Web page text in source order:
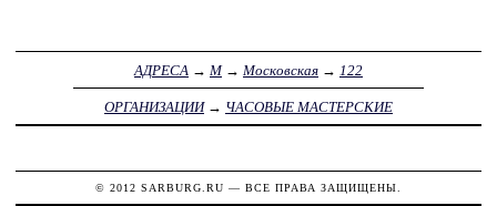
АДРЕСА → М→ Московская → 122
ОРГАНИЗАЦИИ→ ЧАСОВЫЕ МАСТЕРСКИЕ
© 2012 SARBURG.RU — ВСЕ ПРАВА ЗАЩИЩЕНЫ.